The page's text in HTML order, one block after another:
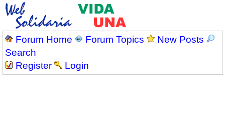
Forum Home Forum Topics
New Posts
Search
Register
Login